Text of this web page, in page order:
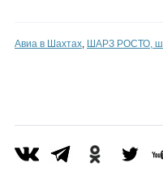
Авиа в Шахтах, ШАРЗ РОСТО,